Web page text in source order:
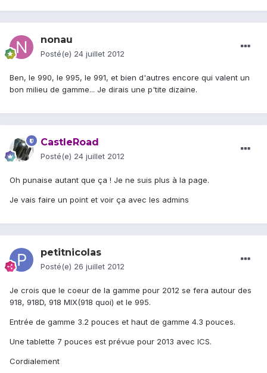
nonau
Posté(e) 24 juillet 2012
Ben, le 990, le 995, le 991, et bien d'autres encore qui valent un
bon milieu de gamme... Je dirais une p'tite dizaine.
CastleRoad
Posté(e) 24 juillet 2012
Oh punaise autant que ça ! Je ne suis plus à la page.
Je vais faire un point et voir ça avec les admins
petitnicolas
Posté(e) 26 juillet 2012
Je crois que le coeur de la gamme pour 2012 se fera autour des
918, 918D, 918 MIX(918 quoi) et le 995.
Entrée de gamme 3.2 pouces et haut de gamme 4.3 pouces.
Une tablette 7 pouces est prévue pour 2013 avec ICS.
Cordialement